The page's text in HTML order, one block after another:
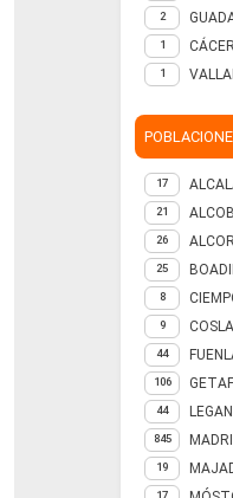
2
1
1
17
21
26
25
8
9
44
106
44
845
19